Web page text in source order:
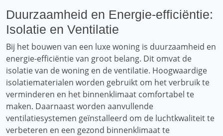
Duurzaamheid en Energie-efficiëntie:
Isolatie en Ventilatie
Bij het bouwen van een luxe woning is duurzaamheid en
energie-efficiëntie van groot belang. Dit omvat de
isolatie van de woning en de ventilatie. Hoogwaardige
isolatiematerialen worden gebruikt om het verbruik te
verminderen en het binnenklimaat comfortabel te
maken. Daarnaast worden aanvullende
ventilatiesystemen geïnstalleerd om de luchtkwaliteit te
verbeteren en een gezond binnenklimaat te